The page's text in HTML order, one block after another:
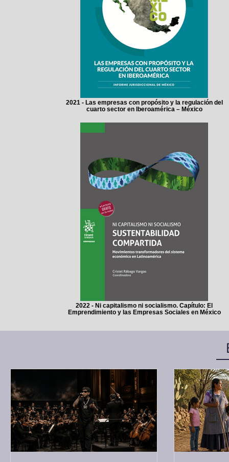
2021 - Las empresas con propósito y la regulación del
cuarto sector en Iberoamérica – México
2022 - Ni capitalismo ni socialismo. Capítulo: El
Emprendimiento y las Empresas Sociales en México